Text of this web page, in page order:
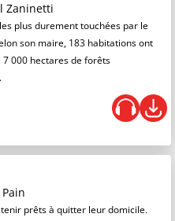
Zaninetti
plus durement touchées par le
son maire, 183 habitations ont
000 hectares de forêts
prêts à quitter leur domicile.